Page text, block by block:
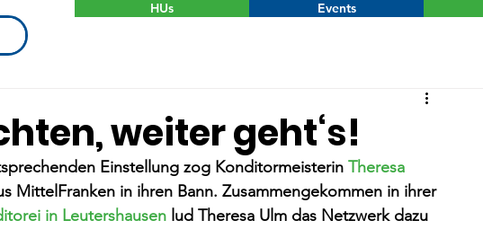
HUs Events
weiter geht‘s!
Einstellung zog Konditormeisterin Theresa
MittelFranken in ihren Bann. Zusammengekommen in ihrer
in Leutershausen lud Theresa Ulm das Netzwerk dazu